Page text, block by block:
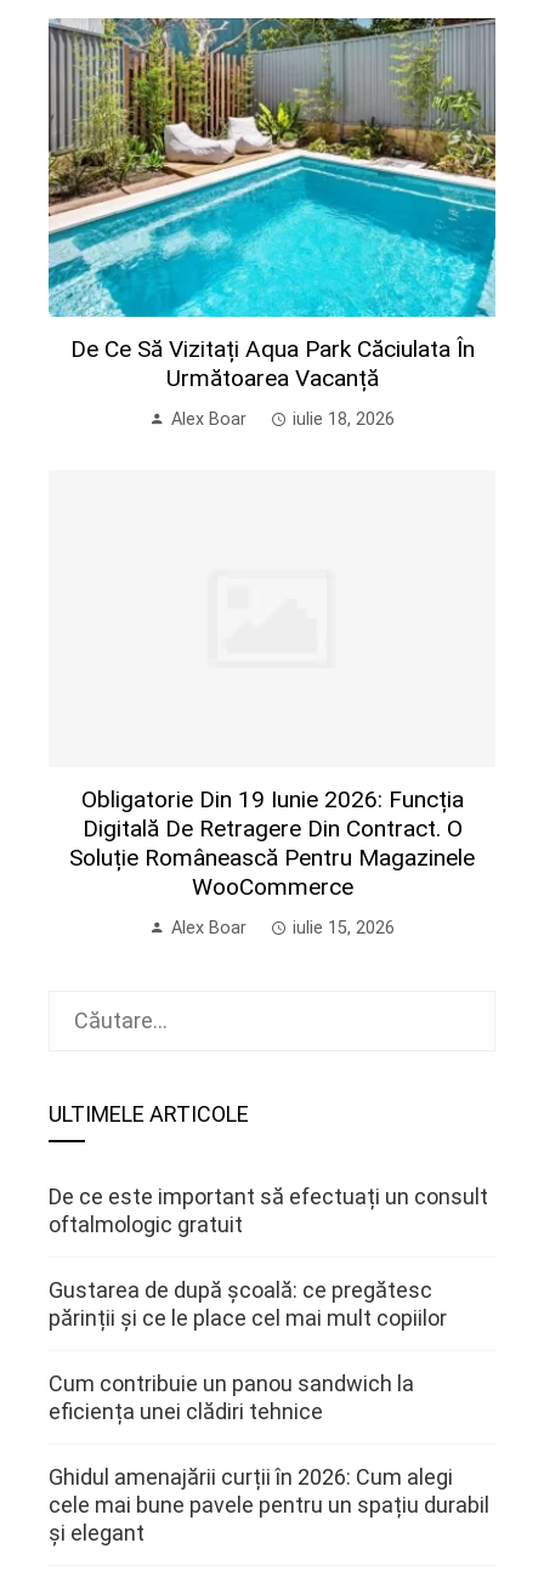
De Ce Să Vizitați Aqua Park Căciulata În
Următoarea Vacanță
Alex Boar iulie 18, 2026
Obligatorie Din 19 Iunie 2026: Funcția
Digitală De Retragere Din Contract. O
Soluție Românească Pentru Magazinele
WooCommerce
Alex Boar iulie 15, 2026
Caută
ULTIMELE ARTICOLE
De ce este important să efectuați un consult
oftalmologic gratuit
Gustarea de după școală: ce pregătesc
părinții și ce le place cel mai mult copiilor
Cum contribuie un panou sandwich la
eficiența unei clădiri tehnice
Ghidul amenajării curții în 2026: Cum alegi
cele mai bune pavele pentru un spațiu durabil
și elegant